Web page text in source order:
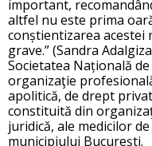
important,
altfel nu este prima
conștientizarea acestei
grave.” (Sandra
Societatea Națională
organizaţie
apolitică, de drept
constituită din
juridică, ale medicilor
municipiului Bucureşti.